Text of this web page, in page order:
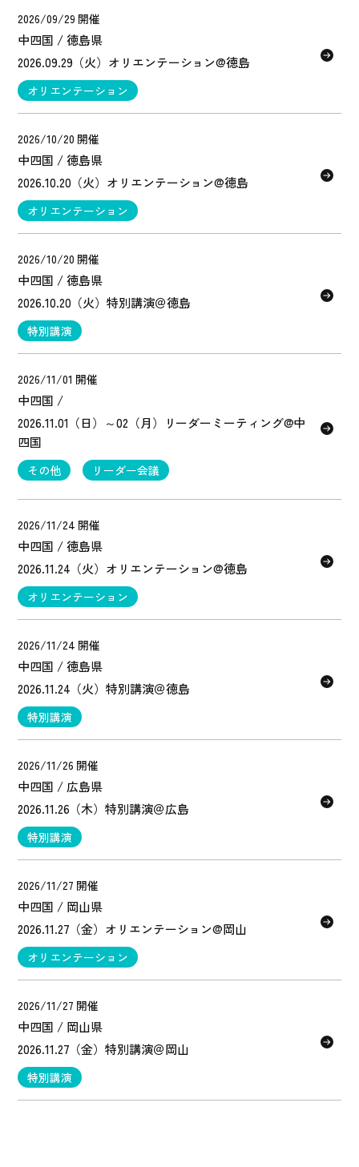
2026/09/29 開催
中四国 / 徳島県
2026.09.29（火）オリエンテーション@徳島
オリエンテーション
2026/10/20 開催
中四国 / 徳島県
2026.10.20（火）オリエンテーション@徳島
オリエンテーション
2026/10/20 開催
中四国 / 徳島県
2026.10.20（火）特別講演＠徳島
特別講演
2026/11/01 開催
中四国 /
2026.11.01（日）～02（月）リーダーミーティング@中
四国
その他 リーダー会議
2026/11/24 開催
中四国 / 徳島県
2026.11.24（火）オリエンテーション@徳島
オリエンテーション
2026/11/24 開催
中四国 / 徳島県
2026.11.24（火）特別講演＠徳島
特別講演
2026/11/26 開催
中四国 / 広島県
2026.11.26（木）特別講演＠広島
特別講演
2026/11/27 開催
中四国 / 岡山県
2026.11.27（金）オリエンテーション@岡山
オリエンテーション
2026/11/27 開催
中四国 / 岡山県
2026.11.27（金）特別講演＠岡山
特別講演